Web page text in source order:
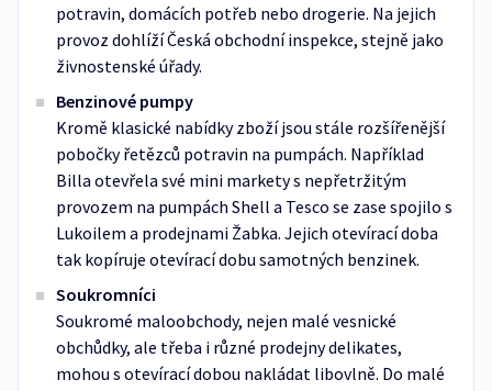
potravin, domácích potřeb nebo drogerie. Na jejich
provoz dohlíží Česká obchodní inspekce, stejně jako
živnostenské úřady.
Benzinové pumpy
Kromě klasické nabídky zboží jsou stále rozšířenější
pobočky řetězců potravin na pumpách. Například
Billa otevřela své mini markety s nepřetržitým
provozem na pumpách Shell a Tesco se zase spojilo s
Lukoilem a prodejnami Žabka. Jejich otevírací doba
tak kopíruje otevírací dobu samotných benzinek.
Soukromníci
Soukromé maloobchody, nejen malé vesnické
obchůdky, ale třeba i různé prodejny delikates,
mohou s otevírací dobou nakládat libovlně. Do malé